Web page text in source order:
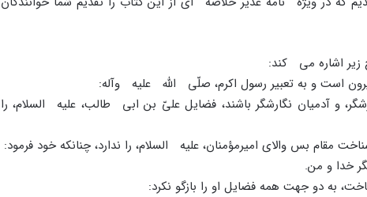
زیر اشاره مى کند:
و آدمیان نگارشگر باشند، فضایل علىّ بن ابى طالب، علیه السلام، را
خدا و من.